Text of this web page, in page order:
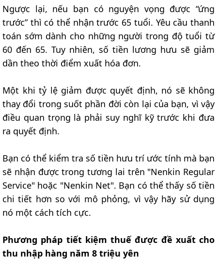
Ngược lại, nếu bạn có nguyện vọng được “ứng
trước” thì có thể nhận trước 65 tuổi. Yêu cầu thanh
toán sớm dành cho những người trong độ tuổi từ
60 đến 65. Tuy nhiên, số tiền lương hưu sẽ giảm
dần theo thời điểm xuất hóa đơn.
Một khi tỷ lệ giảm được quyết định, nó sẽ không
thay đổi trong suốt phần đời còn lại của bạn, vì vậy
điều quan trọng là phải suy nghĩ kỹ trước khi đưa
ra quyết định.
Bạn có thể kiểm tra số tiền hưu trí ước tính mà bạn
sẽ nhận được trong tương lai trên "Nenkin Regular
Service" hoặc "Nenkin Net". Bạn có thể thấy số tiền
chi tiết hơn so với mô phỏng, vì vậy hãy sử dụng
nó một cách tích cực.
Phương pháp tiết kiệm thuế được đề xuất cho
thu nhập hàng năm 8 triệu yên